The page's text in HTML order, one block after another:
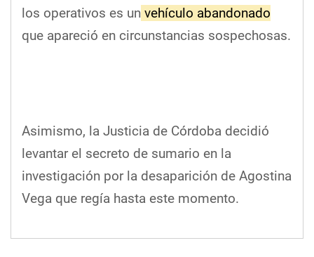
los operativos es un vehículo abandonado
que apareció en circunstancias sospechosas.
Asimismo, la Justicia de Córdoba decidió
levantar el secreto de sumario en la
investigación por la desaparición de Agostina
Vega que regía hasta este momento.